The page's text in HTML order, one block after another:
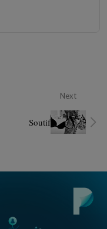
Next
Soutif